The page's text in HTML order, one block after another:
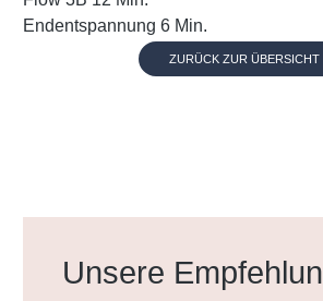
Endentspannung 6 Min.
ZURÜCK ZUR ÜBERSICHT
Produktgalerie überspringen
Unsere